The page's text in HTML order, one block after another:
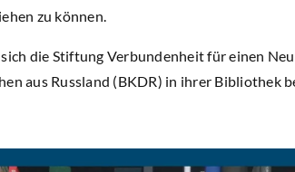
zu können.
die Stiftung Verbundenheit für einen
aus Russland (BKDR) in ihrer Bibliothek